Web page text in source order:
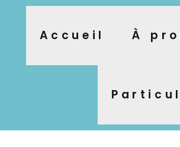
Accueil À